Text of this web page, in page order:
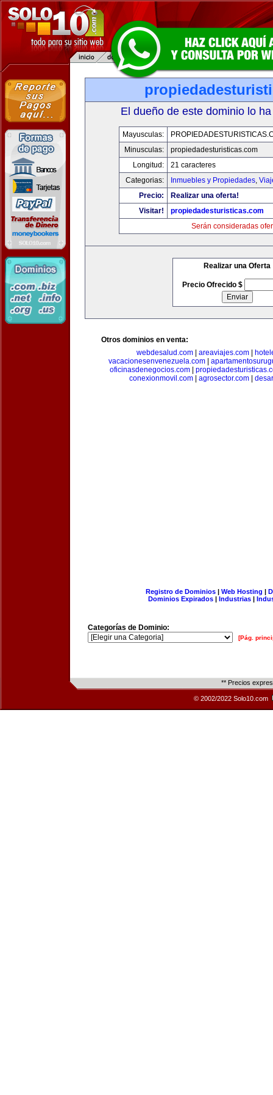
El dueño de este dominio lo
Mayusculas:
Minusculas:
propiedadesturisticas.com
Longitud:
21 caracteres
Categorias:
Inmuebles y Propiedades,
Precio:
Realizar una oferta!
Visitar!
propiedadesturisticas.com
Serán consideradas
Realizar una Oferta
Precio Ofrecido $
Otros dominios en venta:
webdesalud.com
areaviajes.com
vacacionesenvenezuela.com|
oficinasdenegocios.com
conexionmovil.com
agrosector.com
Registro de Dominios| Web Hosting |
Dominios Expirados | Industrias |
Categorías de Dominio:
[Pág.
** Precios
© 2002/2022 Solo10.com